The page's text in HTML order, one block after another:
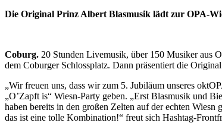
Die Original Prinz Albert Blasmusik lädt zur OPA-
Coburg. 20 Stunden Livemusik, über 150 Musiker aus
dem Coburger Schlossplatz. Dann präsentiert die
„Wir freuen uns, dass wir zum 5. Jubiläum unseres
„O’Zapft is“ Wiesn-Party geben. „Erst Blasmusik und
haben bereits in den großen Zelten auf der echten
das ist eine tolle Kombination!“ freut sich Hashtag-